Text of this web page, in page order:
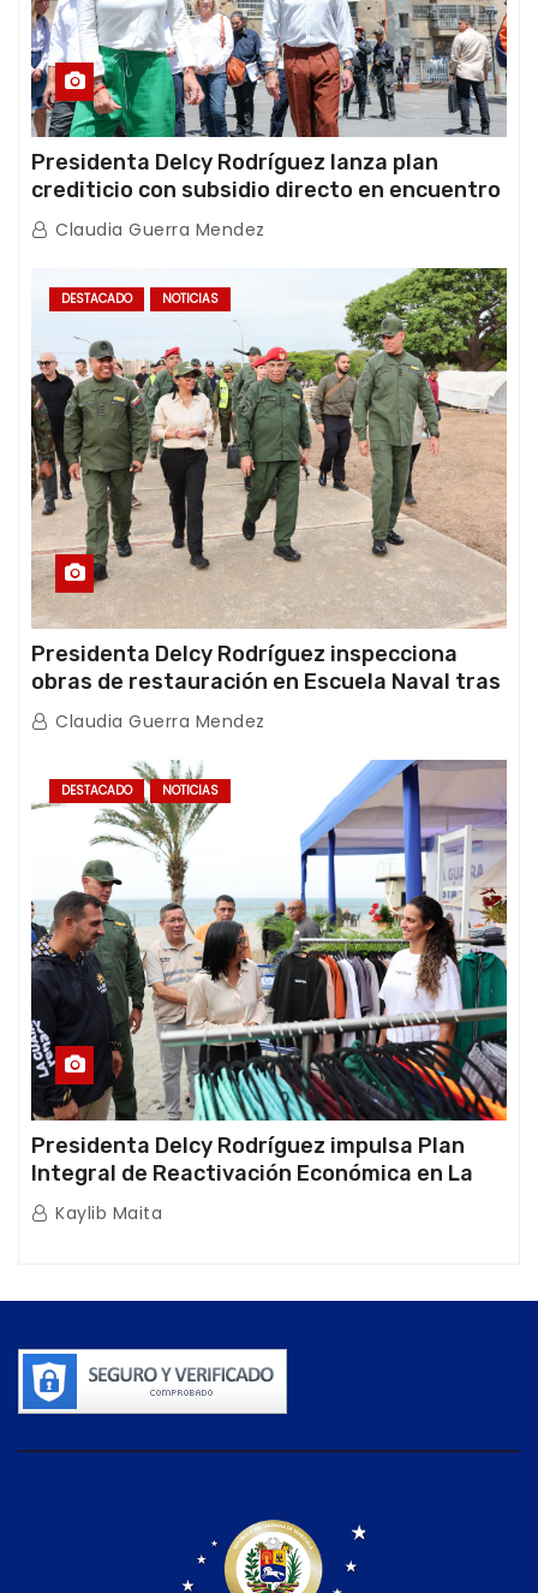
Presidenta Delcy Rodríguez lanza plan
crediticio con subsidio directo en encuentro
con Juntas de Condominio
Claudia Guerra Mendez
DESTACADO NOTICIAS
Presidenta Delcy Rodríguez inspecciona
obras de restauración en Escuela Naval tras
afectaciones sísmicas en La Guaira
Claudia Guerra Mendez
DESTACADO NOTICIAS
Presidenta Delcy Rodríguez impulsa Plan
Integral de Reactivación Económica en La
Guaira
Kaylib Maita